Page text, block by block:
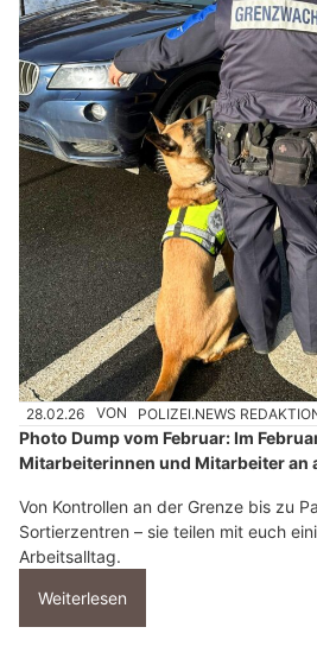
28.02.26 VON POLIZEI.NEWS
Photo Dump vom Februar: Im
Mitarbeiterinnen und Mitarbeiter an
Von Kontrollen an der Grenze bis zu
Sortierzentren – sie teilen mit euch
Arbeitsalltag.
Weiterlesen